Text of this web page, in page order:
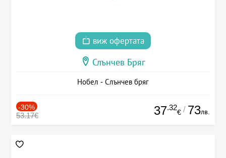
виж офертата
Слънчев Бряг
Нобел - Слънчев бряг
-30%
53.17€ 37.32
€ / 73лв.